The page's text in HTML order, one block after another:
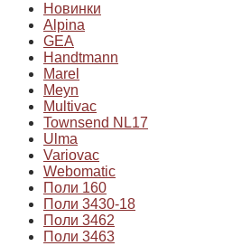
Новинки
Alpina
GEA
Handtmann
Marel
Meyn
Multivac
Townsend NL17
Ulma
Variovac
Webomatic
Поли 160
Поли 3430-18
Поли 3462
Поли 3463